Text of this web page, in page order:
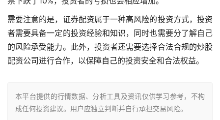
需要注意的是，证券配资属于一种高风险的投资方式，投资
者需要具备一定的投资经验和知识，同时也需要分了解自己
的风险承受能力。此外，投资者还需要选择合法合规的炒股
配资公司进行合作，以保障自己的投资安全和合法权益。
本平台提供的行情数据、分析工具及资讯仅供学习参考，不构
成任何投资建议。用户应独立判断并自行承担交易风险。